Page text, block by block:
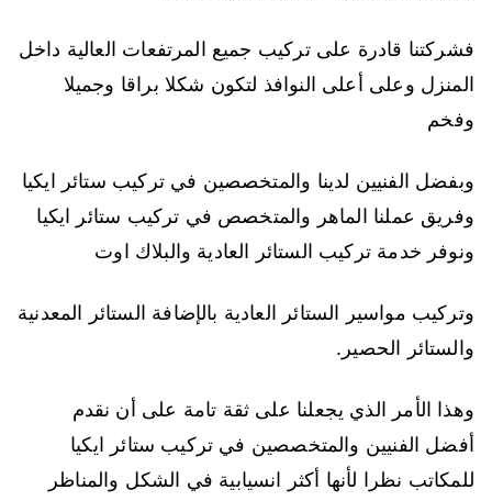
فشركتنا قادرة على تركيب جميع المرتفعات العالية داخل
المنزل وعلى أعلى النوافذ لتكون شكلا براقا وجميلا
وفخم
وبفضل الفنيين لدينا والمتخصصين في تركيب ستائر ايكيا
وفريق عملنا الماهر والمتخصص في تركيب ستائر ايكيا
ونوفر خدمة تركيب الستائر العادية والبلاك اوت
وتركيب مواسير الستائر العادية بالإضافة الستائر المعدنية
والستائر الحصير.
وهذا الأمر الذي يجعلنا على ثقة تامة على أن نقدم
أفضل الفنيين والمتخصصين في تركيب ستائر ايكيا
للمكاتب نظرا لأنها أكثر انسيابية في الشكل والمناظر